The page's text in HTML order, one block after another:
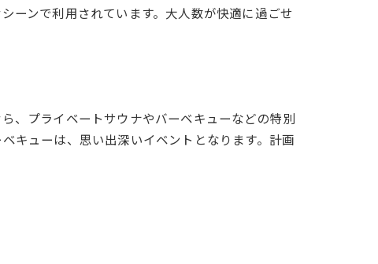
ーンで利用されています。大人数が快適に過ごせ
、プライベートサウナやバーベキューなどの特別
キューは、思い出深いイベントとなります。計画